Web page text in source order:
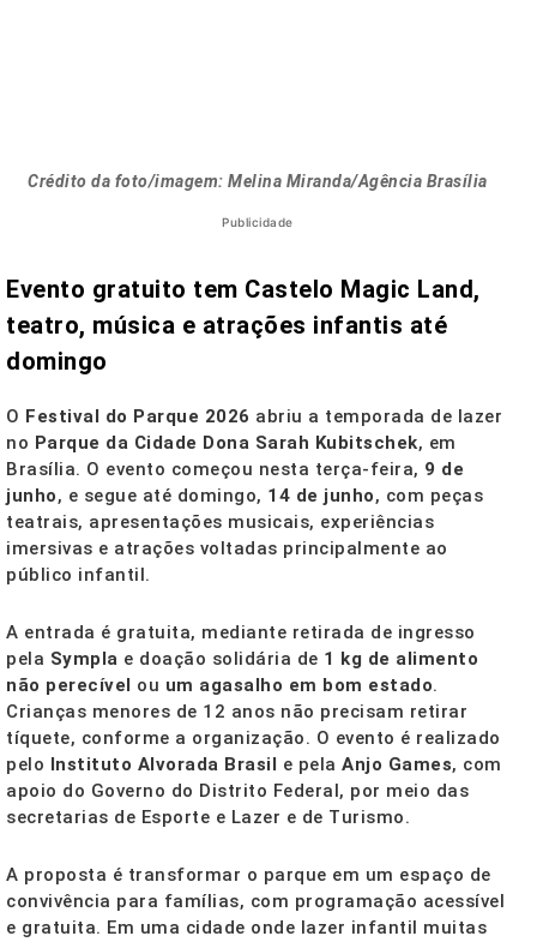
Crédito da foto/imagem: Melina Miranda/Agência Brasília
Publicidade
Evento gratuito tem Castelo Magic Land,
teatro, música e atrações infantis até
domingo
O Festival do Parque 2026 abriu a temporada de lazer
no Parque da Cidade Dona Sarah Kubitschek, em
Brasília. O evento começou nesta terça-feira, 9 de
junho, e segue até domingo, 14 de junho, com peças
teatrais, apresentações musicais, experiências
imersivas e atrações voltadas principalmente ao
público infantil.
A entrada é gratuita, mediante retirada de ingresso
pela Sympla e doação solidária de 1 kg de alimento
não perecível ou um agasalho em bom estado.
Crianças menores de 12 anos não precisam retirar
tíquete, conforme a organização. O evento é realizado
pelo Instituto Alvorada Brasil e pela Anjo Games, com
apoio do Governo do Distrito Federal, por meio das
secretarias de Esporte e Lazer e de Turismo.
A proposta é transformar o parque em um espaço de
convivência para famílias, com programação acessível
e gratuita. Em uma cidade onde lazer infantil muitas